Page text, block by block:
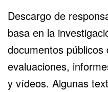
Descargo de
basa en la
documentos públicos
evaluaciones,
y vídeos. Algunas